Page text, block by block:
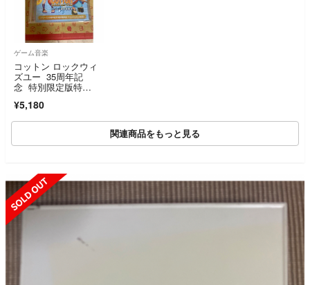
ゲーム音楽
コットン ロックウィ
ズユー 35周年記
念 特別限定版特
CD
¥5,180
関連商品をもっと見る
SOLD OUT